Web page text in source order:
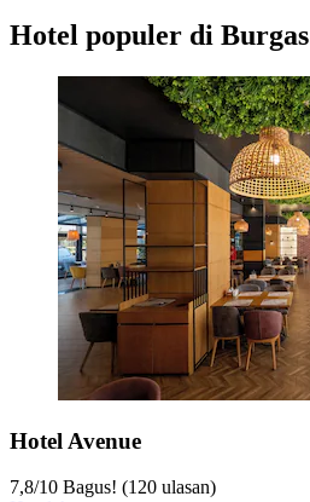
Hotel populer di Burgas
Hotel Avenue
7,8/10 Bagus! (120 ulasan)